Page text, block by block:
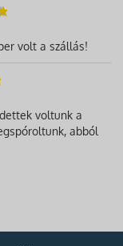
volt a szállás!
voltunk a
abból